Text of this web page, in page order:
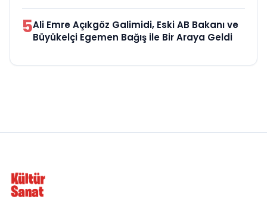
5Ali Emre Açıkgöz Galimidi, Eski AB Bakanı ve
Büyükelçi Egemen Bağış ile Bir Araya Geldi